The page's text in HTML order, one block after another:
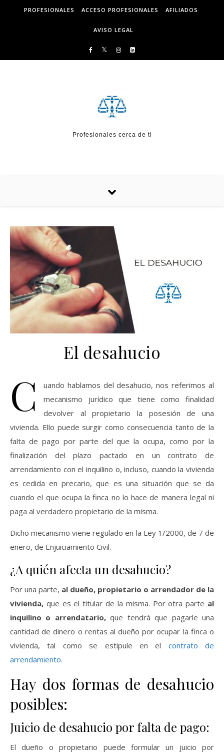
Skip to contentPROFESIONALES ACCESO PROFESIONALES AFILIADOS
AVISO LEGAL
Profesionales cerca de ti
El desahucio
C
uando hablamos del desahucio, nos referimos al
mecanismo jurídico que tiene como finalidad
devolver al propietario la posesión de una
vivienda. Ello puede surgir como consecuencia tanto de la
falta de pago por parte del que la ocupa, como por la
finalización del plazo pactado en un contrato de
arrendamiento con el inquilino o, incluso, cuando la vivienda
es cedida en precario, que es una situación que se da
cuando el que ocupa la finca no lo hace de manera legal ni
paga al verdadero propietario de la misma.
Dicho mecanismo viene regulado en la Ley 1/2000, de 7 de
enero, de Enjuiciamiento Civil.
¿A quién afecta un desahucio?
Por una parte, al dueño, propietario o arrendador de la
vivienda, que es el titular de la misma. Por otra parte al
inquilino o arrendatario,que tendrá que pagarle una
cantidad de dinero o rentas al dueño por ocupar la finca o
vivienda, tal como se estipule en el contrato de
arrendamiento.
Hay dos formas de desahucio
posibles:
Juicio de desahucio por falta de pago:
El dueño o propietario puede formular un juicio por